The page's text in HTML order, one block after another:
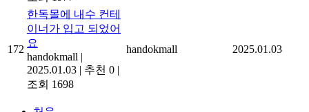
172
한독몰에 내수 컨테
이너가 입고 되었어
요
handokmall |
2025.01.03 | 추천 0 |
조회 1698
handokmall 2025.01.03